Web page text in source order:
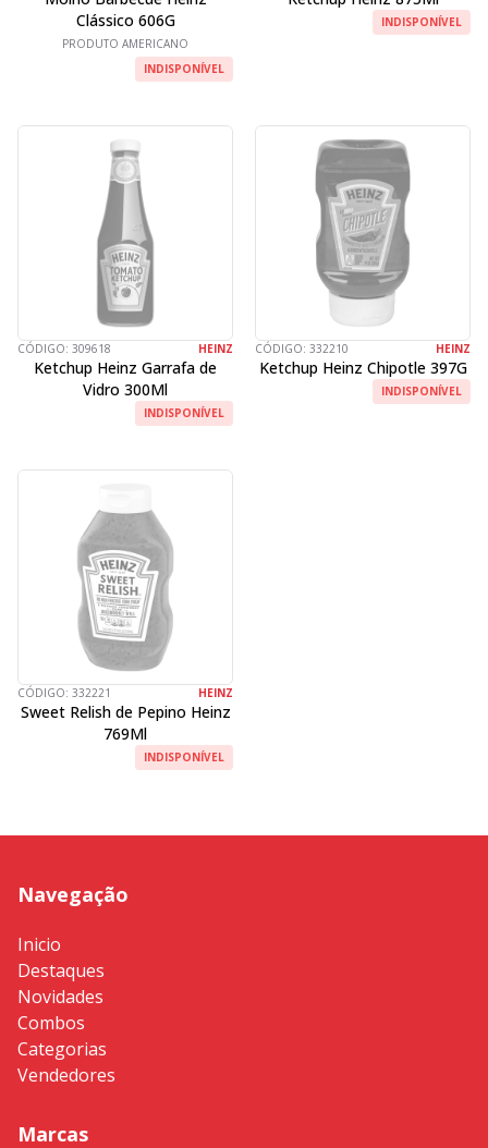
Clássico 606G
PRODUTO AMERICANO
INDISPONÍVEL
INDISPONÍVEL
CÓDIGO: 309618 HEINZ
Ketchup Heinz Garrafa de
Vidro 300Ml
INDISPONÍVEL
CÓDIGO: 332210 HEINZ
Ketchup Heinz Chipotle 397G
INDISPONÍVEL
CÓDIGO: 332221 HEINZ
Sweet Relish de Pepino Heinz
769Ml
INDISPONÍVEL
Navegação
Inicio
Destaques
Novidades
Combos
Categorias
Vendedores
Marcas